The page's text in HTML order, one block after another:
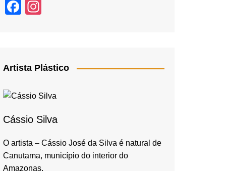
F
b
o
k
a
Artista Plástico
Cássio Silva
O artista – Cássio José da Silva é natural de
Canutama, município do interior do
Amazonas,